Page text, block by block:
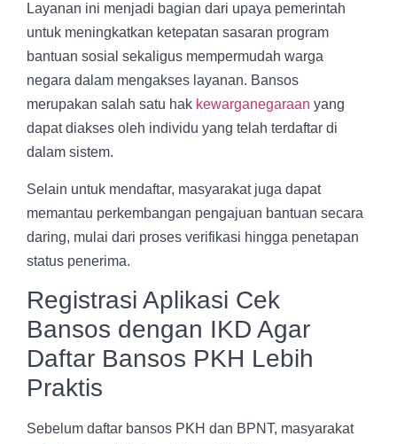
Layanan ini menjadi bagian dari upaya pemerintah
untuk meningkatkan ketepatan sasaran program
bantuan sosial sekaligus mempermudah warga
negara dalam mengakses layanan. Bansos
merupakan salah satu hak kewarganegaraan yang
dapat diakses oleh individu yang telah terdaftar di
dalam sistem.
Selain untuk mendaftar, masyarakat juga dapat
memantau perkembangan pengajuan bantuan secara
daring, mulai dari proses verifikasi hingga penetapan
status penerima.
Registrasi Aplikasi Cek
Bansos dengan IKD Agar
Daftar Bansos PKH Lebih
Praktis
Sebelum daftar bansos PKH dan BPNT, masyarakat